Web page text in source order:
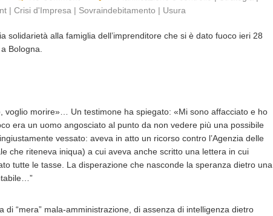
| Crisi d'Impresa | Sovraindebitamento | Usura
solidarietà alla famiglia dell’imprenditore che si è dato fuoco ieri 28
Bologna.
voglio morire»… Un testimone ha spiegato: «Mi sono affacciato e ho
era un uomo angosciato al punto da non vedere più una possibile
vessato: aveva in atto un ricorso contro l’Agenzia delle
che riteneva iniqua) a cui aveva anche scritto una lettera in cui
tutte le tasse. La disperazione che nasconde la speranza dietro una
di “mera” mala-amministrazione, di assenza di intelligenza dietro